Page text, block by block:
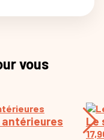
vous
antérieures Le